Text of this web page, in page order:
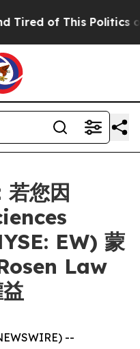
of This Politics of
若您因
EW) 蒙
Law
--